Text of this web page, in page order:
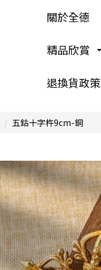
關於全德
精品欣賞
退換貨政策
五鈷十字杵9cm-銅